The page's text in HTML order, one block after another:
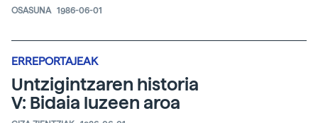
OSASUNA 1986-06-01
ERREPORTAJEAK
Untzigintzaren historia
V: Bidaia luzeen aroa